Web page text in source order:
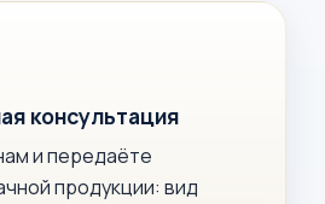
консультация
и передаёте
продукции: вид